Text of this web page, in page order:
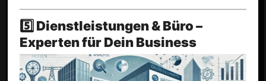
5️⃣ Dienstleistungen & Büro –
Experten für Dein Business